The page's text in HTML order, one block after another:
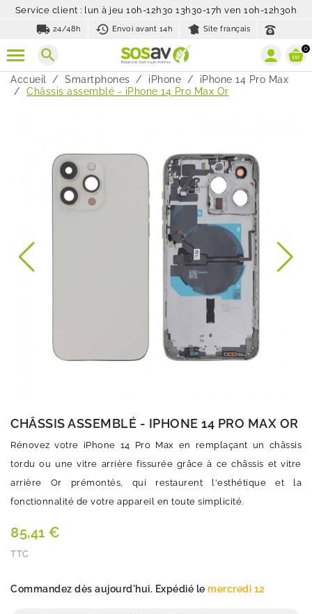
Service client : lun à jeu 10h-12h30 13h30-17h ven 10h-12h30h
local_shipping 24/48h history_toggle_off
Envoi avant 14h Site français
search 0
Accueil Smartphones iPhone
iPhone 14 Pro Max
Châssis assemblé - iPhone 14 Pro Max Or
CHÂSSIS ASSEMBLÉ - IPHONE 14 PRO MAX OR
Rénovez votre iPhone 14 Pro Max en remplaçant un châssis
tordu ou une vitre arrière fissurée grâce à ce châssis et vitre
arrière Or prémontés, qui restaurent l'esthétique et la
fonctionnalité de votre appareil en toute simplicité.
85,41 €
TTC
Commandez dès aujourd'hui. Expédié le mercredi 12